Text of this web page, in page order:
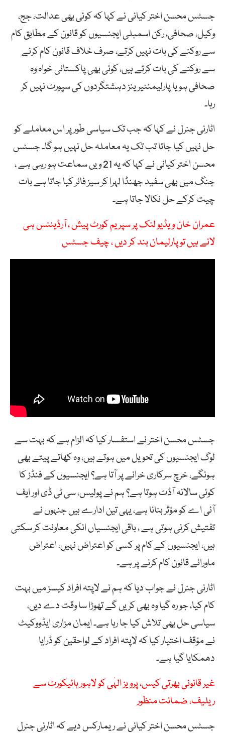
جسٹس محسن اختر کیانی نے کہا کہ کوئی بھی عدالت، جج،
وکیل، صحافی، رکن اسمبلی ایجنسیوں کو قانون کے مطابق کام
سے روکنے کی بات نہیں کرتے، صرف خلاف قانون کام کرنے
سے روکنے کی بات کرتے ہیں، کوئی بھی پاکستانی خواہ وہ
صحافی ہو یا پارلیمنٹیرینز دہشتگردوں کی سپورٹ نہیں کر
رہا۔
اٹارنی جنرل نے کہا کہ جب تک سیاسی طور پر اس معاملے کو
حل نہیں کیا جاتا تب تک یہ معاملہ حل نہیں ہو گا۔ جسٹس
محسن اختر کیانی نے کہا کہ یہ 21 ویں سماعت ہو رہی ہے ،
جنگ میں بھی سفید جھنڈا لہرا کر سیز فائر کیا جاتا ہے بات
چیت کرکے حل نکالا جاتا ہے۔
عمران خان ویڈیو لنک پر سپریم کورٹ پیش ، آرڈیننس ہی
لانے ہیں تو پارلیمان بند کر دیں ، چیف جسٹس
جسٹس محسن اختر نے استفسار کیا کہ الزام ہے کہ بہت سے
لوگ ایجنسیوں کی تحویل میں ہوتے ہیں، وہ کھاتے پیتے بھی
ہونگے، خرچ سرکاری خرانے پر آتا ہے؟ ایجنسیوں کے فنڈز کا
کوئی سالانہ آڈٹ ہوتا ہے؟ ہم نے پولیس، سی ٹی ڈی اور ایف
آئی اے کو مؤثر بنانا ہے، یہی تین ادارے ہیں جنہوں نے
تفتیش کرنی ہوتی ہے ، باقی ایجنسیاں انکی معاونت کر سکتی
ہیں، ایجنسیوں کے کام پر کسی کو اعتراض نہیں، اعتراض
ماورائے قانون کام کرنے پر ہے۔
اٹارنی جنرل نے جواب دیا کہ ہم نے لاپتہ افراد کیسز میں بہت
کام کیا، جو رہ گیا وہ بھی کریں گے تھوڑا سا وقت دے دیں،
سیاسی حل بھی تلاش کیا جا رہا ہے۔ ایمان مزاری ایڈووکیٹ
نے مؤقف اختیار کیا کہ لاپتہ افراد کے لواحقین کو ڈرایا
دھمکایا گیا ہے۔
غیر قانونی بھرتی کیس، پرویز الہٰی کو لاہور ہائیکورٹ سے
ریلیف، ضمانت منظور
جسٹس محسن اختر کیانی نے ریمارکس دیے کہ اٹارنی جنرل